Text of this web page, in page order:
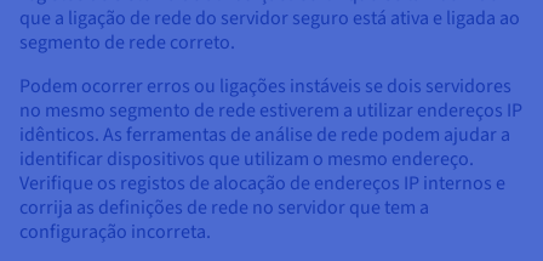
que a ligação de rede do servidor seguro está ativa e ligada ao
segmento de rede correto.
Podem ocorrer erros ou ligações instáveis se dois servidores
no mesmo segmento de rede estiverem a utilizar endereços IP
idênticos. As ferramentas de análise de rede podem ajudar a
identificar dispositivos que utilizam o mesmo endereço.
Verifique os registos de alocação de endereços IP internos e
corrija as definições de rede no servidor que tem a
configuração incorreta.